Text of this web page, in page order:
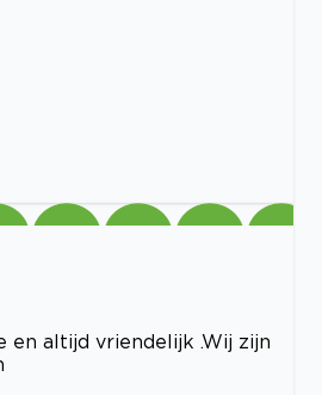
en altijd vriendelijk .Wij zijn